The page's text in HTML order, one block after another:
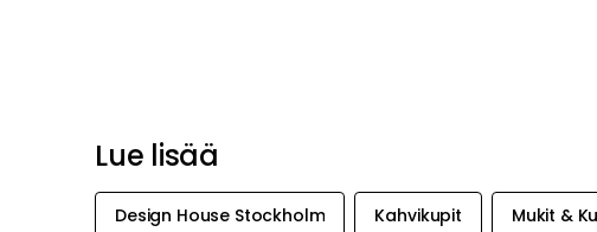
Lue lisää
Design House Stockholm Kahvikupit Mukit &